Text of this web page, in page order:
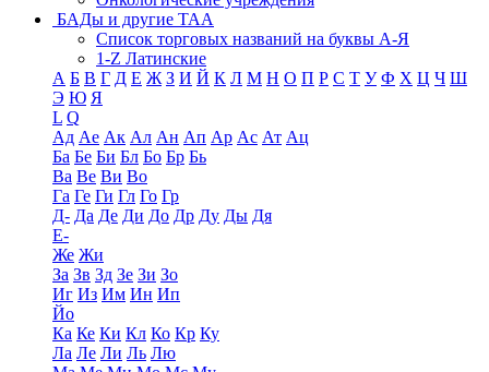
БАДы и другие ТАА
Список торговых названий на буквы А-Я
1-Z Латинские
А Б В Г Д Е Ж З И Й К Л М Н О П Р С Т У Ф Х Ц Ч Ш
Э Ю Я
L Q
Ад Ае Ак Ал Ан Ап Ар Ас Ат Ац
Ба Бе Би Бл Бо Бр Бь
Ва Ве Ви Во
Га Ге Ги Гл Го Гр
Д- Да Де Ди До Др Ду Ды Дя
Е-
Же Жи
За Зв Зд Зе Зи Зо
Иг Из Им Ин Ип
Йо
Ка Ке Ки Кл Ко Кр Ку
Ла Ле Ли Ль Лю